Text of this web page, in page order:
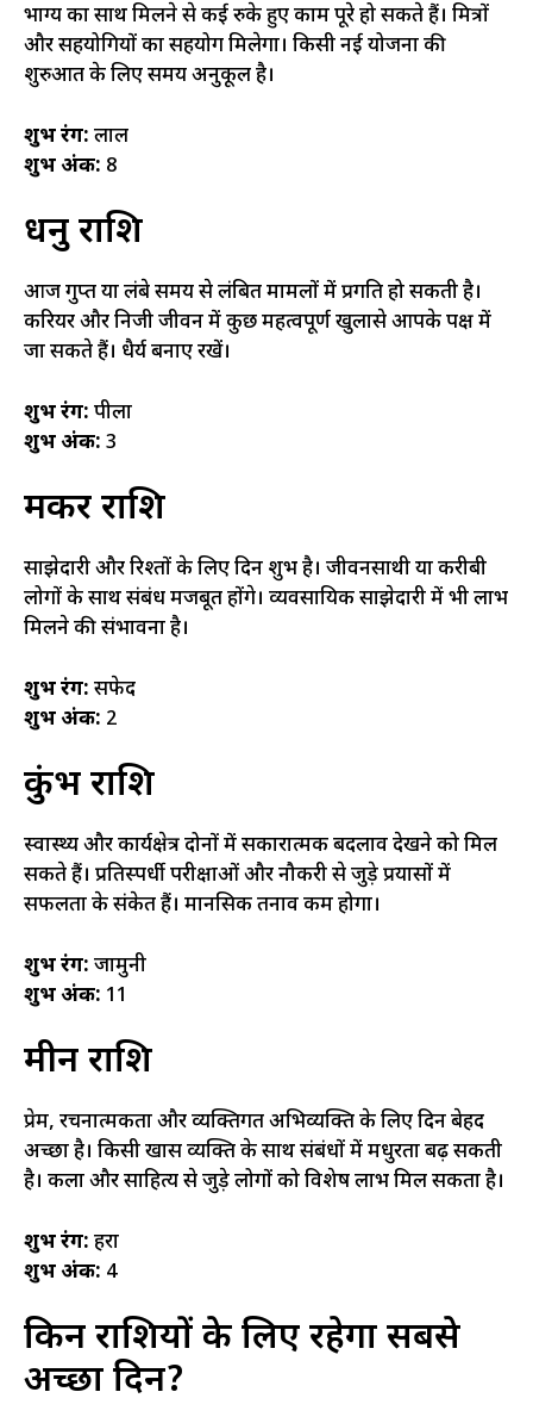
भाग्य का साथ मिलने से कई रुके हुए काम पूरे हो सकते हैं। मित्रों
और सहयोगियों का सहयोग मिलेगा। किसी नई योजना की
शुरुआत के लिए समय अनुकूल है।
शुभ रंग: लाल
शुभ अंक: 8
धनु राशि
आज गुप्त या लंबे समय से लंबित मामलों में प्रगति हो सकती है।
करियर और निजी जीवन में कुछ महत्वपूर्ण खुलासे आपके पक्ष में
जा सकते हैं। धैर्य बनाए रखें।
शुभ रंग: पीला
शुभ अंक: 3
मकर राशि
साझेदारी और रिश्तों के लिए दिन शुभ है। जीवनसाथी या करीबी
लोगों के साथ संबंध मजबूत होंगे। व्यवसायिक साझेदारी में भी लाभ
मिलने की संभावना है।
शुभ रंग: सफेद
शुभ अंक: 2
कुंभ राशि
स्वास्थ्य और कार्यक्षेत्र दोनों में सकारात्मक बदलाव देखने को मिल
सकते हैं। प्रतिस्पर्धी परीक्षाओं और नौकरी से जुड़े प्रयासों में
सफलता के संकेत हैं। मानसिक तनाव कम होगा।
शुभ रंग: जामुनी
शुभ अंक: 11
मीन राशि
प्रेम, रचनात्मकता और व्यक्तिगत अभिव्यक्ति के लिए दिन बेहद
अच्छा है। किसी खास व्यक्ति के साथ संबंधों में मधुरता बढ़ सकती
है। कला और साहित्य से जुड़े लोगों को विशेष लाभ मिल सकता है।
शुभ रंग: हरा
शुभ अंक: 4
किन राशियों के लिए रहेगा सबसे
अच्छा दिन?